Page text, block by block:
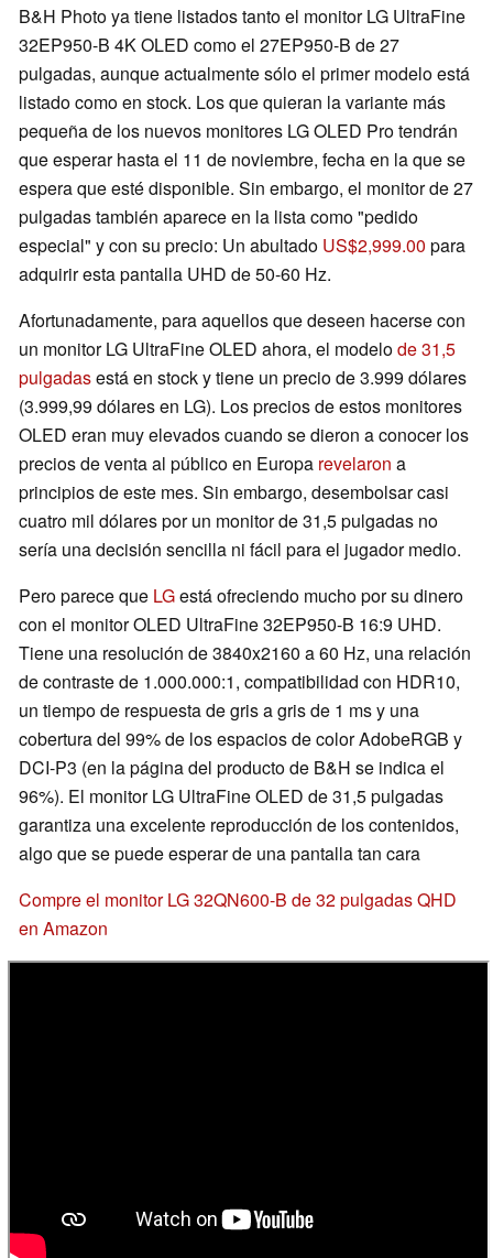
B&H Photo ya tiene listados tanto el monitor LG UltraFine
32EP950-B 4K OLED como el 27EP950-B de 27
pulgadas, aunque actualmente sólo el primer modelo está
listado como en stock. Los que quieran la variante más
pequeña de los nuevos monitores LG OLED Pro tendrán
que esperar hasta el 11 de noviembre, fecha en la que se
espera que esté disponible. Sin embargo, el monitor de 27
pulgadas también aparece en la lista como "pedido
especial" y con su precio: Un abultado US$2,999.00 para
adquirir esta pantalla UHD de 50-60 Hz.
Afortunadamente, para aquellos que deseen hacerse con
un monitor LG UltraFine OLED ahora, el modelode 31,5
pulgadasestá en stock y tiene un precio de 3.999 dólares
(3.999,99 dólares en LG). Los precios de estos monitores
OLED eran muy elevados cuando se dieron a conocer los
precios de venta al público en Europa revelaron a
principios de este mes. Sin embargo, desembolsar casi
cuatro mil dólares por un monitor de 31,5 pulgadas no
sería una decisión sencilla ni fácil para el jugador medio.
Pero parece que LGestá ofreciendo mucho por su dinero
con el monitor OLED UltraFine 32EP950-B 16:9 UHD.
Tiene una resolución de 3840x2160 a 60 Hz, una relación
de contraste de 1.000.000:1, compatibilidad con HDR10,
un tiempo de respuesta de gris a gris de 1 ms y una
cobertura del 99% de los espacios de color AdobeRGB y
DCI-P3 (en la página del producto de B&H se indica el
96%). El monitor LG UltraFine OLED de 31,5 pulgadas
garantiza una excelente reproducción de los contenidos,
algo que se puede esperar de una pantalla tan cara
Compre el monitor LG 32QN600-B de 32 pulgadas QHD
en Amazon